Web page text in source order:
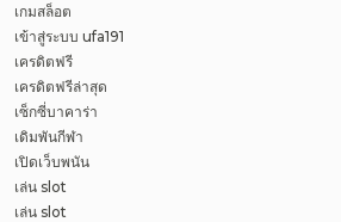
เกมสล็อต
เข้าสู่ระบบ ufa191
เครดิตฟรี
เครดิตฟรีล่าสุด
เซ็กซี่บาคาร่า
เดิมพันกีฬา
เปิดเว็บพนัน
เล่น slot
เล่น slot